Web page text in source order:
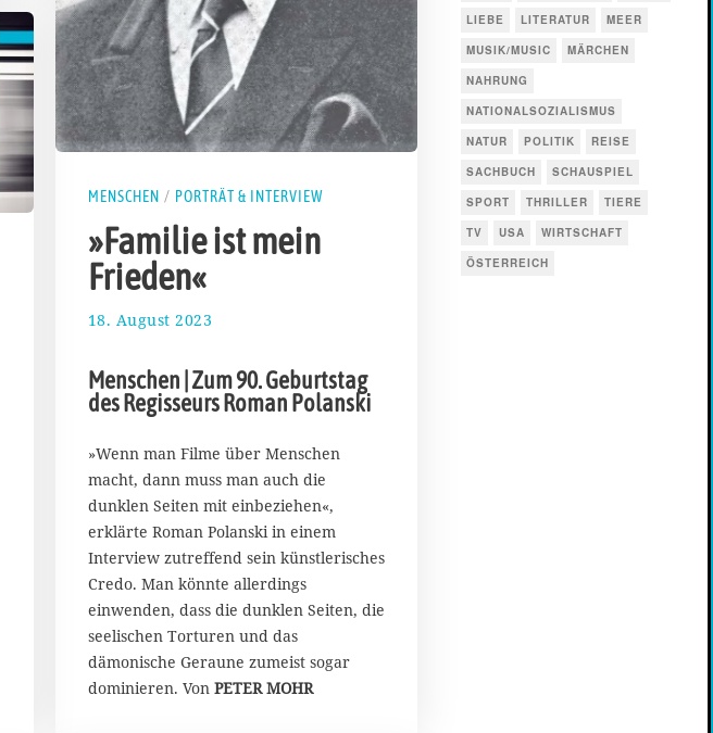
MENSCHEN / PORTRÄT & INTERVIEW
»Familie ist mein
Frieden«
18. August 2023
A
u
u
s
2
0
2
3
Menschen | Zum 90. Geburtstag
des Regisseurs Roman Polanski
»Wenn man Filme über Menschen
macht, dann muss man auch die
dunklen Seiten mit einbeziehen«,
erklärte Roman Polanski in einem
Interview zutreffend sein künstlerisches
Credo. Man könnte allerdings
einwenden, dass die dunklen Seiten, die
seelischen Torturen und das
dämonische Geraune zumeist sogar
dominieren. Von PETER MOHR
LIEBE
LITERATUR
MEER
MUSIK/MUSIC
MÄRCHEN
NAHRUNG
NATIONALSOZIALISMUS
NATUR
POLITIK
REISE
SACHBUCH
SCHAUSPIEL
SPORT
THRILLER
TIERE
TV
USA
WIRTSCHAFT
ÖSTERREICH